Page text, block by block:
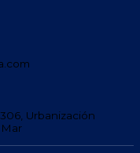
Urbanización